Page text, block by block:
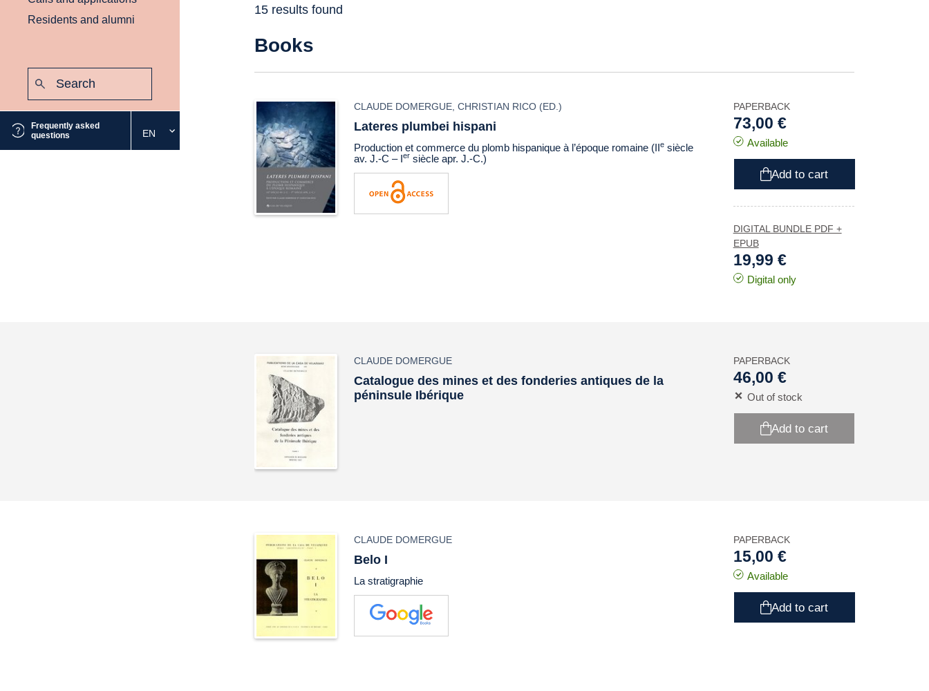
Residents and alumni
Frequently asked
questions
Select
the
EN
15 results found
Books
CLAUDE DOMERGUE ,CHRISTIAN RICO (ED.)
Lateres plumbei hispani
Production et commerce du plomb hispanique à l’époque romaine (IIe siècle
av. J.-C – Ier siècle apr. J.-C.)
PAPERBACK
73,00 €
Available
Add to cart
DIGITAL BUNDLE PDF +
EPUB
19,99 €
Digital only
CLAUDE DOMERGUE
Catalogue des mines et des fonderies antiques de la
péninsule Ibérique
PAPERBACK
46,00 €
Out of stock
Add to cart
CLAUDE DOMERGUE
Belo I
La stratigraphie
PAPERBACK
15,00 €
Available
Add to cart